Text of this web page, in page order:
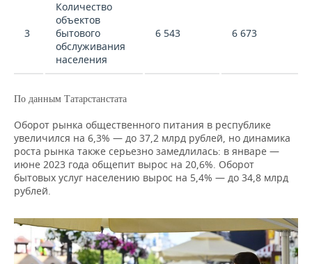
3
Количество
объектов
бытового
обслуживания
населения
6 543 6 673
По данным Татарстанстата
Оборот рынка общественного питания в республике
увеличился на 6,3% — до 37,2 млрд рублей, но динамика
роста рынка также серьезно замедлилась: в январе —
июне 2023 года общепит вырос на 20,6%. Оборот
бытовых услуг населению вырос на 5,4% — до 34,8 млрд
рублей.